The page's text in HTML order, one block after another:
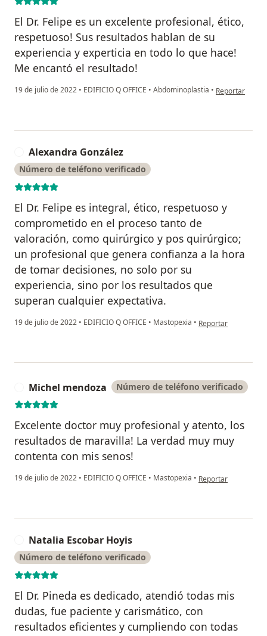
El Dr. Felipe es un excelente profesional, ético,
respetuoso! Sus resultados hablan de su
experiencia y experticia en todo lo que hace!
Me encantó el resultado!
19 de julio de 2022 • EDIFICIO Q OFFICE • Abdominoplastia • en opinión del
Reportar
Alexandra González
Número de teléfono verificado
El Dr. Felipe es integral, ético, respetuoso y
comprometido en el proceso tanto de
valoración, como quirúrgico y pos quirúrgico;
un profesional que genera confianza a la hora
de tomar decisiones, no solo por su
experiencia, sino por los resultados que
superan cualquier expectativa.
19 de julio de 2022 • EDIFICIO Q OFFICE • Mastopexia • en opinión del
Reportar
Michel mendoza Número de teléfono verificado
Excelente doctor muy profesional y atento, los
resultados de maravilla! La verdad muy muy
contenta con mis senos!
19 de julio de 2022 • EDIFICIO Q OFFICE • Mastopexia • en opinión del
Reportar
Natalia Escobar Hoyis
Número de teléfono verificado
El Dr. Pineda es dedicado, atendió todas mis
dudas, fue paciente y carismático, con
resultados eficientes y cumpliendo con todas